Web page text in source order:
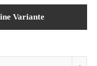
Variante